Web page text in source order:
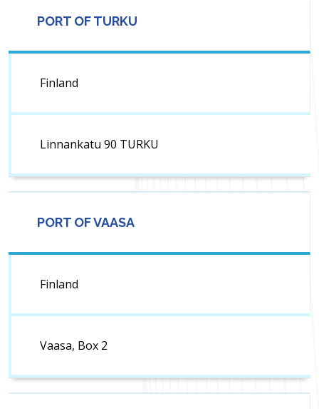
PORT OF TURKU
Finland
Linnankatu 90 TURKU
PORT OF VAASA
Finland
Vaasa, Box 2